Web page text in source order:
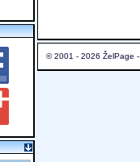
© 2001 - 2026 ŽelPage -